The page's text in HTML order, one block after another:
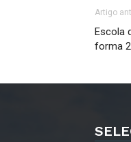
Artigo
Escola
forma